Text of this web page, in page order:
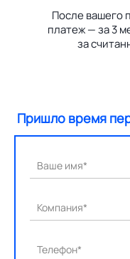
После вашего
платеж — за 3
за
Пришло время
Ваше имя*
Компания*
Телефон*